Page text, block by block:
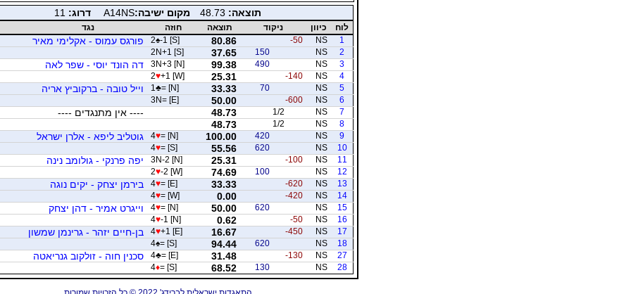
תוצאה: 48.73 מקום ישיבה:A14NS דרוג: 11
לוח כיוון ניקוד תוצאה חוזה
נגד
1
NS
-50
80.86
2♠-1 [S] פורגס עמוס - אקלימי מאיר
2
NS
150
37.65
2N+1 [S]
3
NS
490
99.38
3N+3 [N] דה הונד יוסי - שפר לאה
4
NS
-140
25.31
2♥+1 [W]
5
NS
70
33.33
1 ♣= [N] וייל טובה - ברקוביץ אריה
6
NS
-600
50.00
3N= [E]
7
NS
1/2
48.73 ---- אין מתנגדים ----
8
NS
1/2
48.73
9
NS
420
100.00
4♥= [N] גוטליב ליפא - אלרן ישראל
10
NS
620
55.56
4♥= [S]
11
NS
-100
25.31
3N-2 [N] יפה פרנקי - גולומב נינה
12
NS
100
74.69
2♥-2 [W]
13
NS
-620
33.33
4♥= [E] בירמן יצחק - יקים נוגה
14
NS
-420
0.00
4♥= [W]
15
NS
620
50.00
4♥= [N] וייגרט אמיר - דהן יצחק
16
NS
-50
0.62
4♥-1 [N]
17
NS
-450
16.67
4♥+1 [E] בן-חיים יזהר - גרינמן שמשון
18
NS
620
94.44
4♠= [S]
27
NS
-130
31.48
4♣= [E] סכנין חוה - זולקוב גנריאטה
28
NS
130
68.52
4♦= [S]